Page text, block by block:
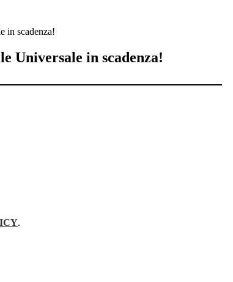
in scadenza!
Universale in scadenza!
.